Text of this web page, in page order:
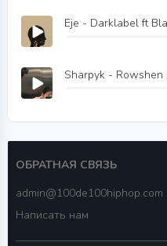
Eje - Darklabel ft
Sharpyk -
ОБРАТНАЯ СВЯЗЬ
admin@100de100hiphop.com
Написать нам